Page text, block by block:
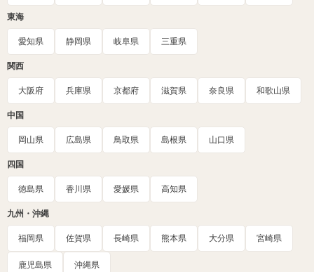
東海
愛知県 静岡県 岐阜県 三重県
関西
大阪府 兵庫県 京都府 滋賀県 奈良県 和歌山県
中国
岡山県 広島県 鳥取県 島根県 山口県
四国
徳島県 香川県 愛媛県 高知県
九州・沖縄
福岡県 佐賀県 長崎県 熊本県 大分県 宮崎県
鹿児島県 沖縄県